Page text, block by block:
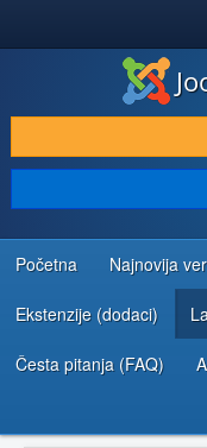
PREUZIMANJE I
OTKRIJTE I NAUČITE
ZAJEDNICA I PODRŠKA
RESURSI ZA RAZVOJ
Početna Najnovija
Ekstenzije (dodaci)
Česta pitanja (FAQ)